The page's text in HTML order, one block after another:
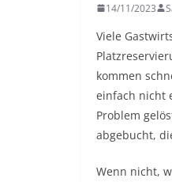
14/11/2023
Viele
kommen
einfach nicht
Problem
abgebucht,
Wenn nicht,